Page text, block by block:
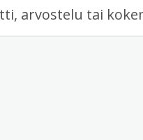
arvostelu tai